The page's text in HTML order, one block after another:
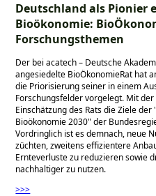
Deutschland als Pionier
Bioökonomie:
Forschungsthemen
Der bei acatech – Deutsche
angesiedelte BioÖkonomieRat hat
die Priorisierung seiner in einem
Forschungsfelder vorgelegt. Mit
Einschätzung des Rats die Ziele der
Bioökonomie 2030 der
Vordringlich ist es demnach, neue
züchten, zweitens effizientere
Ernteverluste zu reduzieren sowie
nachhaltiger zu nutzen.
>>>